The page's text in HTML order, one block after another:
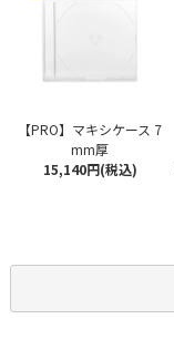
【PRO】マキシケース 7
mm厚
15,140円(税込)